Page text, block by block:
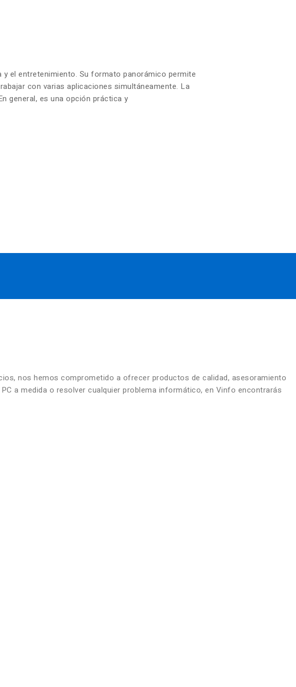
el entretenimiento. Su formato panorámico permite
con varias aplicaciones simultáneamente. La
general, es una opción práctica y
nos hemos comprometido a ofrecer productos de calidad, asesoramiento
a medida o resolver cualquier problema informático, en Vinfo encontrarás